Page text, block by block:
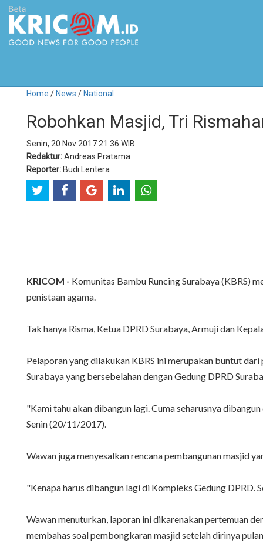
Home / News / National
Robohkan Masjid, Tri
Senin, 20 Nov 2017 21:36 WIB
Redaktur:Andreas Pratama
Reporter: Budi Lentera
KRICOM - Komunitas Bambu Runcing Surabaya (KBRS)
penistaan agama.
Tak hanya Risma, Ketua DPRD Surabaya, Armuji dan
Pelaporan yang dilakukan KBRS ini merupakan buntut
Surabaya yang bersebelahan dengan Gedung DPRD
"Kami tahu akan dibangun lagi. Cuma seharusnya
Senin (20/11/2017).
Wawan juga menyesalkan rencana pembangunan masjid
"Kenapa harus dibangun lagi di Kompleks Gedung DPRD.
Wawan menuturkan, laporan ini dikarenakan pertemuan
membahas soal pembongkaran masjid setelah dirinya